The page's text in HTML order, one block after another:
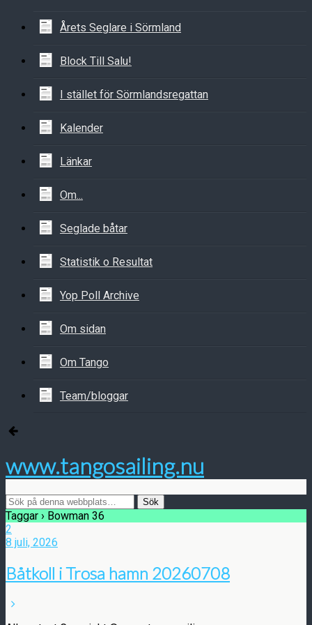
Årets Seglare i Sörmland
Block Till Salu!
I stället för Sörmlandsregattan
Kalender
Länkar
Om...
Seglade båtar
Statistik o Resultat
Yop Poll Archive
Om sidan
Om Tango
Team/bloggar
www.tangosailing.nu
Taggar › Bowman 36
2
8 juli, 2026
Båtkoll i Trosa hamn 20260708